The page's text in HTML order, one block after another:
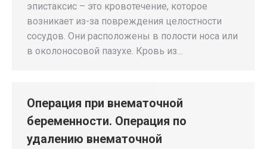
эпистаксис – это кровотечение, которое
возникает из-за повреждения целостности
сосудов. Они расположены в полости носа или
в околоносовой пазухе. Кровь из…
Операция при внематочной
беременности. Операция по
удалению внематочной